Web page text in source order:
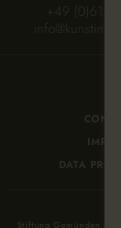
+49
DATA
Stiftung Gemünden